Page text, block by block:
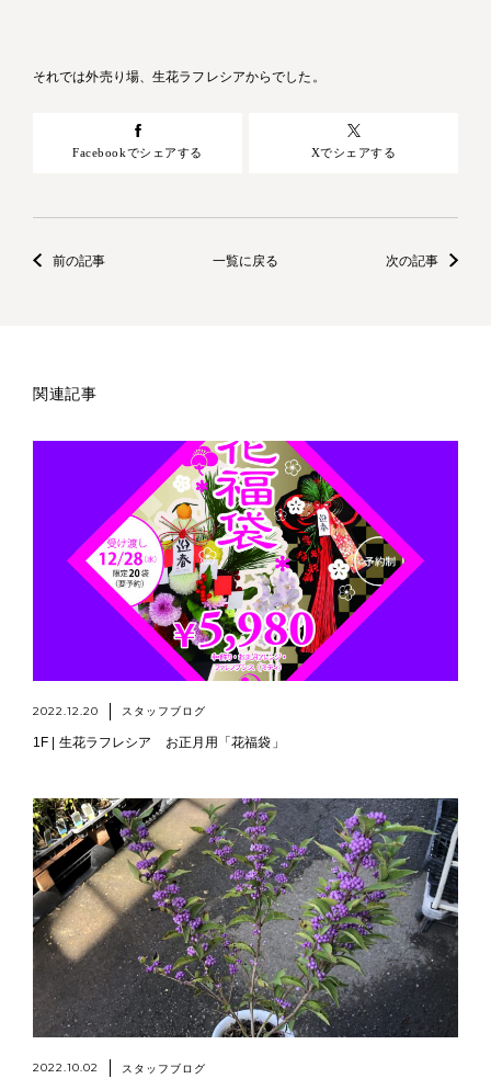
それでは外売り場、生花ラフレシアからでした。
Facebookでシェアする Xでシェアする
前の記事 一覧に戻る 次の記事
関連記事
2022.12.20 スタッフブログ
1F | 生花ラフレシア お正月用「花福袋」
2022.10.02 スタッフブログ